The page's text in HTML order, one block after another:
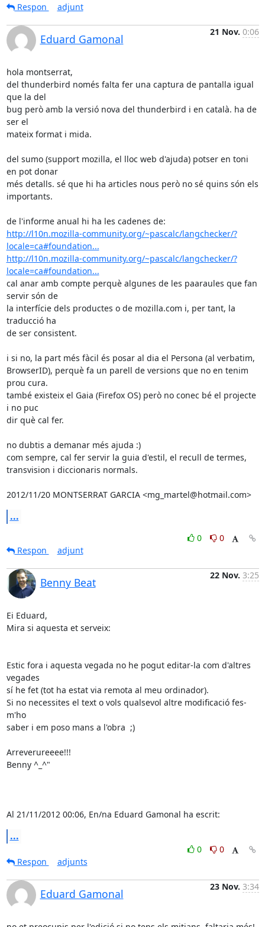
Respon
adjunt
Eduard Gamonal
21 Nov. 0:06
hola montserrat,
del thunderbird només falta fer una captura de pantalla igual
que la del
bug però amb la versió nova del thunderbird i en català. ha de
ser el
mateix format i mida.
del sumo (support mozilla, el lloc web d'ajuda) potser en toni
en pot donar
més detalls. sé que hi ha articles nous però no sé quins són els
importants.
http://l10n.mozilla-community.org/~pascalc/langchecker/?
locale=ca#foundation...
http://l10n.mozilla-community.org/~pascalc/langchecker/?
locale=ca#foundation...
cal anar amb compte perquè algunes de les paaraules que fan
servir són de
la interfície dels productes o de mozilla.com i, per tant, la
traducció ha
de ser consistent.
i si no, la part més fàcil és posar al dia el Persona (al verbatim,
BrowserID), perquè fa un parell de versions que no en tenim
prou cura.
també existeix el Gaia (Firefox OS) però no conec bé el projecte
i no puc
dir què cal fer.
no dubtis a demanar més ajuda :)
com sempre, cal fer servir la guia d'estil, el recull de termes,
transvision i diccionaris normals.
2012/11/20 MONTSERRAT GARCIA <mg_martel@hotmail.com>
...
0
0
Respon
adjunt
Benny Beat
22 Nov. 3:25
Ei Eduard,
Mira si aquesta et serveix:
Estic fora i aquesta vegada no he pogut editar-la com d'altres
vegades
sí he fet (tot ha estat via remota al meu ordinador).
Si no necessites el text o vols qualsevol altre modificació fes-
m'ho
saber i em poso mans a l'obra  ;)
Arreverureeee!!!
Benny ^_^"
Al 21/11/2012 00:06, En/na Eduard Gamonal ha escrit:
...
0
0
Respon
adjunts
Eduard Gamonal
23 Nov. 3:34